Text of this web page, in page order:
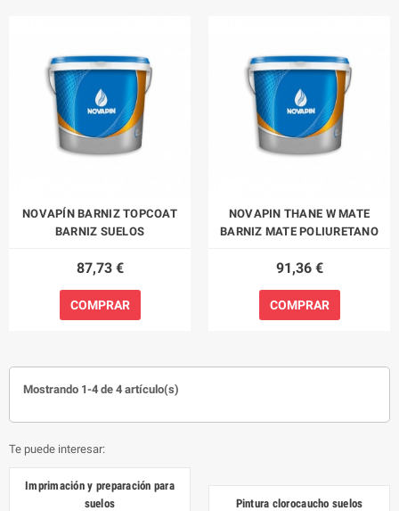
NOVAPÍN BARNIZ TOPCOAT
BARNIZ SUELOS
87,73 €
COMPRAR
NOVAPIN THANE W MATE
BARNIZ MATE POLIURETANO
91,36 €
COMPRAR
Mostrando 1-4 de 4 artículo(s)
Te puede interesar:
Imprimación y preparación para
suelos
Pintura clorocaucho suelos